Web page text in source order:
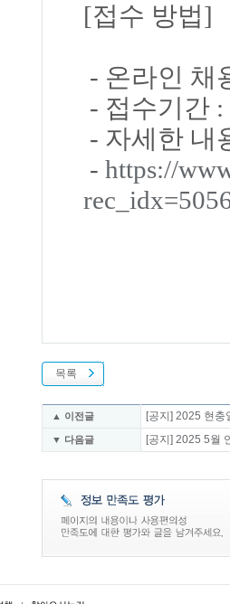
[접수 방법]
- 온라인 채
- 접수기간
- 자세한 내
- https://
목록
▲ 이전글 [공지] 2025 현충
▼ 다음글 [공지] 2025 5월